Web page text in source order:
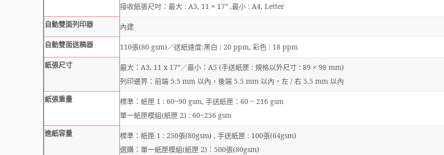
接收紙張尺吋：最大 : A3, 11 × 17” ,最小 : A4, Letter
自動雙面列印器
內建
自動雙面送稿器
110張(80 gsm)／送紙速度:黑白 : 20 ppm, 彩色 : 18 ppm
紙張尺寸
最大：A3, 11 x 17”／最小：A5 (手送紙匣 : 規格以外尺寸 : 89 × 98 mm)
列印邊界：前端 5.5 mm 以內，後端 5.5 mm 以內，左 / 右 5.5 mm 以內
紙張重量
標準：紙匣 1 : 60~90 gsm, 手送紙匣：60 ~ 216 gsm
單一紙匣模組(紙匣 2) : 60~256 gsm
進紙容量
標準：紙匣 1 : 250張(80gsm) , 手送紙匣 : 100張(64gsm)
選購：單一紙匣模組(紙匣 2)：500張(80gsm)